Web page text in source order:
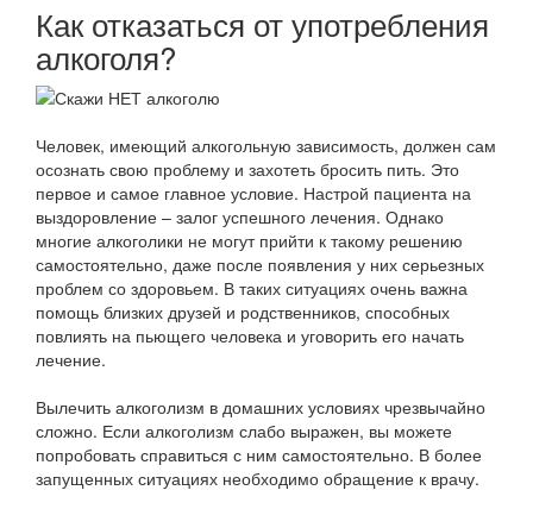
Как отказаться от употребления
алкоголя?
Человек, имеющий алкогольную зависимость, должен сам
осознать свою проблему и захотеть бросить пить. Это
первое и самое главное условие. Настрой пациента на
выздоровление – залог успешного лечения. Однако
многие алкоголики не могут прийти к такому решению
самостоятельно, даже после появления у них серьезных
проблем со здоровьем. В таких ситуациях очень важна
помощь близких друзей и родственников, способных
повлиять на пьющего человека и уговорить его начать
лечение.
Вылечить алкоголизм в домашних условиях чрезвычайно
сложно. Если алкоголизм слабо выражен, вы можете
попробовать справиться с ним самостоятельно. В более
запущенных ситуациях необходимо обращение к врачу.